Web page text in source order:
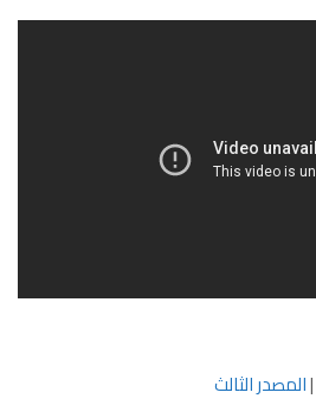
|المصدر الثالث